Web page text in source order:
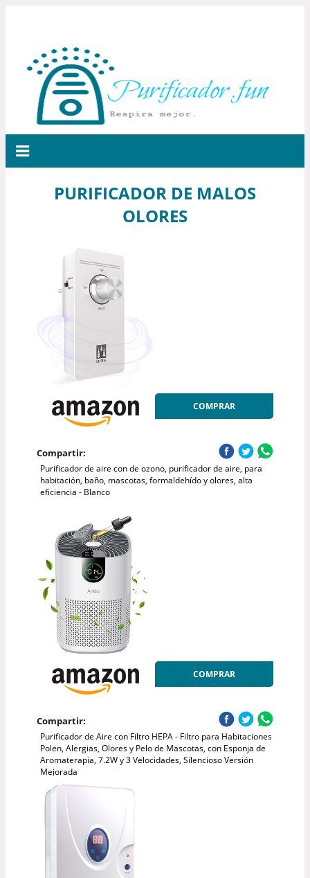
PURIFICADOR DE MALOS
OLORES
COMPRAR
Compartir:
Purificador de aire con de ozono, purificador de aire, para
habitación, baño, mascotas, formaldehído y olores, alta
eficiencia - Blanco
COMPRAR
Compartir:
Purificador de Aire con Filtro HEPA - Filtro para Habitaciones
Polen, Alergias, Olores y Pelo de Mascotas, con Esponja de
Aromaterapia, 7.2W y 3 Velocidades, Silencioso Versión
Mejorada